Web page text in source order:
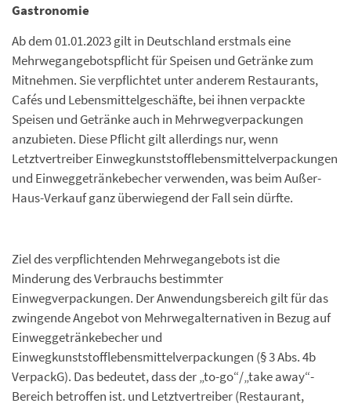
Gastronomie
Ab dem 01.01.2023 gilt in Deutschland erstmals eine
Mehrwegangebotspflicht für Speisen und Getränke zum
Mitnehmen. Sie verpflichtet unter anderem Restaurants,
Café s und Lebensmittelgeschäfte, bei ihnen verpackte
Speisen und Getränke auch in Mehrwegverpackungen
anzubieten. Diese Pflicht gilt allerdings nur, wenn
Letztvertreiber Einwegkunststofflebensmittelverpackungen
und Einweggetränkebecher verwenden, was beim Außer-
Haus-Verkauf ganz überwiegend der Fall sein dürfte.
Ziel des verpflichtenden Mehrwegangebots ist die
Minderung des Verbrauchs bestimmter
Einwegverpackungen. Der Anwendungsbereich gilt für das
zwingende Angebot von Mehrwegalternativen in Bezug auf
Einweggetränkebecher und
Einwegkunststofflebensmittelverpackungen (§ 3 Abs. 4b
VerpackG). Das bedeutet, dass der „to-go“/„take away“-
Bereich betroffen ist. und Letztvertreiber (Restaurant,